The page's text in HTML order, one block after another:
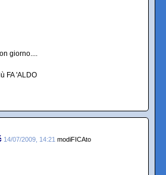
giorno....
FA 'ALDO
14/07/2009, 14:21 modiFICAto